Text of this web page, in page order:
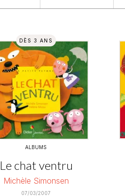
DÈS 3 ANS
ALBUMS
Le chat ventru
Michèle Simonsen
07/03/2007